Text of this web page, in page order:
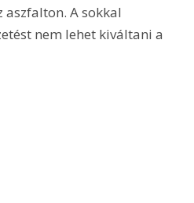
A sokkal
nem lehet kiváltani a